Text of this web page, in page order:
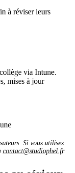
à réviser leurs
via Intune.
mises à jour
Si vous utilisez
contact@studiophel.fr.